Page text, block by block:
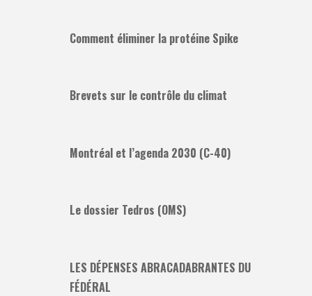
Comment éliminer la protéine Spike
Brevets sur le contrôle du climat
Montréal et l’agenda 2030 (C-40)
Le dossier Tedros (OMS)
LES DÉPENSES ABRACADABRANTES DU
FÉDÉRAL